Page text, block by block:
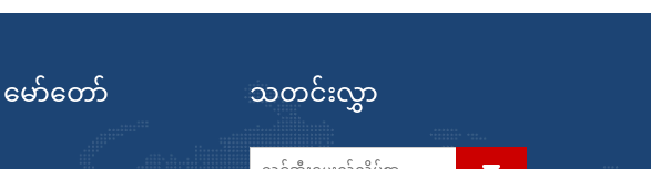
ော်တော် သတင်းလွှာ